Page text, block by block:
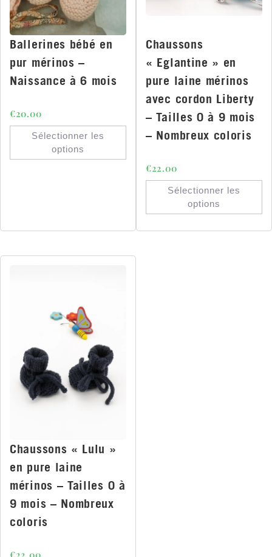
Ballerines bébé en
pur mérinos –
Naissance à 6 mois
€20.00
Sélectionner les
options
Chaussons
« Eglantine » en
pure laine mérinos
avec cordon Liberty
– Tailles 0 à 9 mois
– Nombreux coloris
€22.00
Sélectionner les
options
Chaussons « Lulu »
en pure laine
mérinos – Tailles 0 à
9 mois – Nombreux
coloris